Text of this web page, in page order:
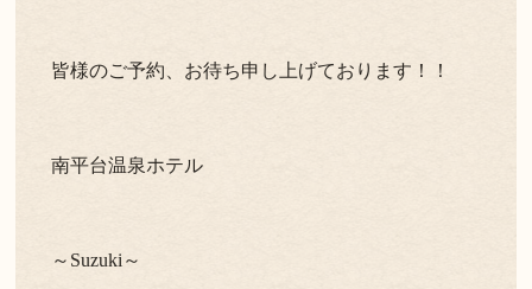
皆様のご予約、お待ち申し上げております！！
南平台温泉ホテル
～Suzuki～